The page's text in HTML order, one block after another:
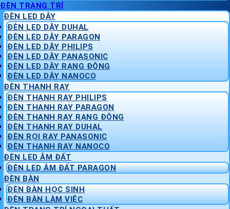
ĐÈN TRANG TRÍ
ĐÈN LED DÂY
ĐÈN LED DÂY DUHAL
ĐÈN LED DÂY PARAGON
ĐÈN LED DÂY PHILIPS
ĐÈN LED DÂY PANASONIC
ĐÈN LED DÂY RẠNG ĐÔNG
ĐÈN LED DÂY NANOCO
ĐÈN THANH RAY
ĐÈN THANH RAY PHILIPS
ĐÈN THANH RAY PARAGON
ĐÈN THANH RAY RẠNG ĐÔNG
ĐÈN THANH RAY DUHAL
ĐÈN RỌI RAY PANASONIC
ĐÈN THANH RAY NANOCO
ĐÈN LED ÂM ĐẤT
ĐÈN LED ÂM ĐẤT PARAGON
ĐÈN BÀN
ĐÈN BÀN HỌC SINH
ĐÈN BÀN LÀM VIỆC